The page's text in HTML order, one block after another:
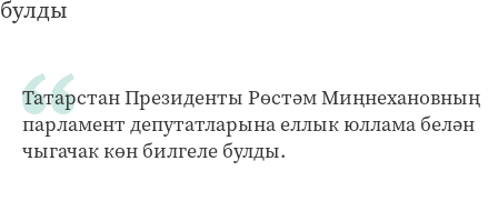
Татарстан Президенты Рөстәм Миңнехановның
парламент депутатларына еллык юллама белән
чыгачак көн билгеле булды.